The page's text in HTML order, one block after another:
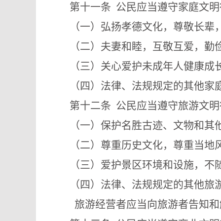
第十一条 公民应当遵守家庭文
（一）弘扬孝德文化，尊敬长
（二）夫妻和睦，互敬互爱，
（三）关心爱护未成年人健康
（四）法律、法规规定的其他家
第十二条 公民应当遵守旅游文
（一）保护名胜古迹、文物和
（二）尊重历史文化，尊重当
（三）爱护景区环境和设施，不
（四）法律、法规规定的其他旅
旅游经营者应当向旅游者告知